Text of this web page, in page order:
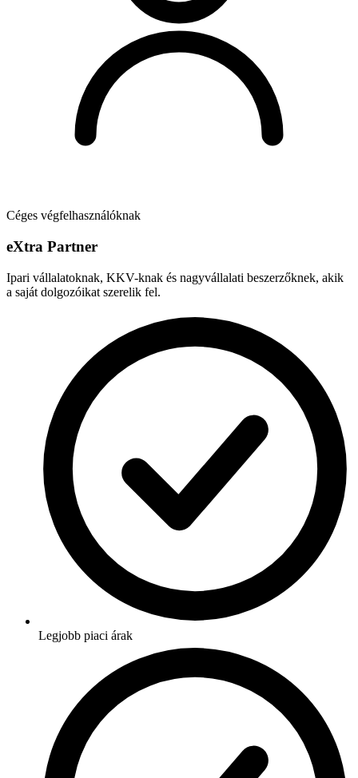
Céges végfelhasználóknak
eXtra Partner
Ipari vállalatoknak, KKV-knak és nagyvállalati beszerzőknek, akik
a saját dolgozóikat szerelik fel.
Legjobb piaci árak